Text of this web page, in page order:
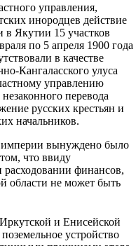
управления,
инородцев действие
в Якутии 15 участков
по 5 апреля 1900 года
в качестве
Кангаласского улуса
управлению
перевода
русских крестьян и
начальников.
вынуждено было
что ввиду
финансов,
области не может быть
и Енисейской
устройство